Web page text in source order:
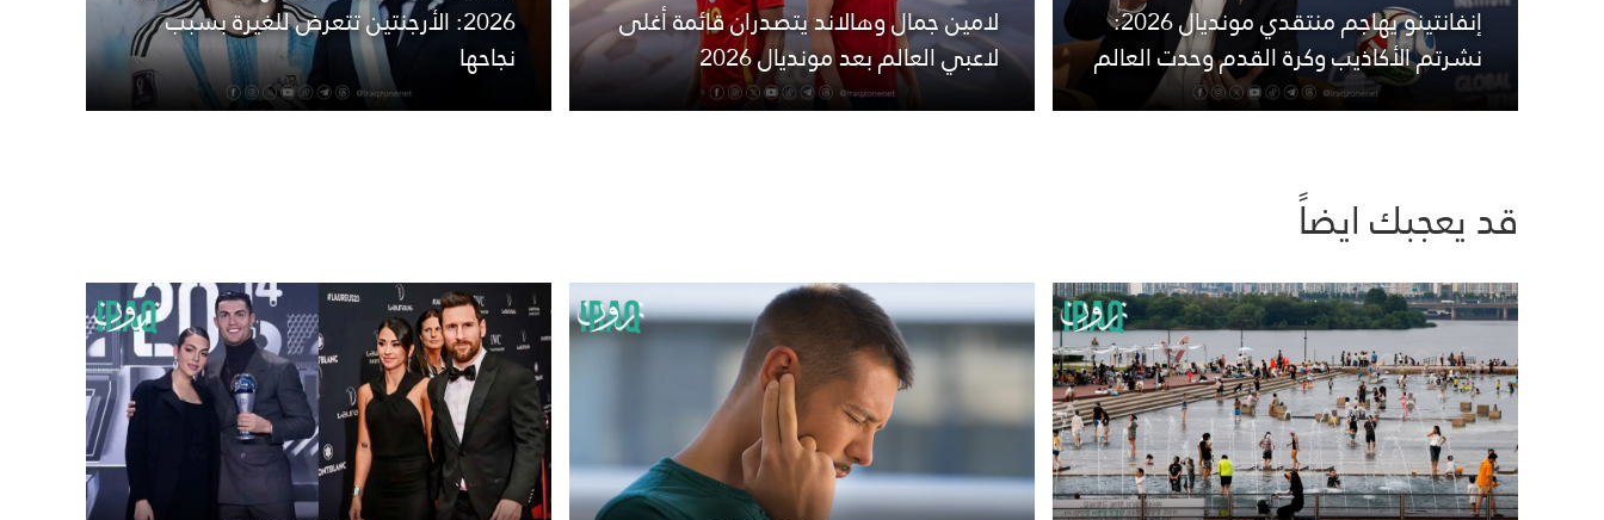
إنفانتينو يهاجم منتقدي مونديال 2026:
نشرتم الأكاذيب وكرة القدم وحدت العالم
لامين جمال وهالاند يتصدران قائمة أغلى
لاعبي العالم بعد مونديال 2026
2026: الأرجنتين تتعرض للغيرة بسبب
نجاحها
قد يعجبك ايضاً